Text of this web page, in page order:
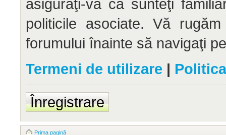
asiguraţi-vă că sunteţi
politicile asociate. Vă
forumului înainte să navigaţi
Termeni de utilizare |
Înregistrare
Prima pagină